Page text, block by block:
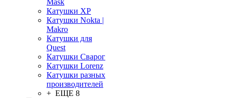
Mask
Катушки XP
Катушки Nokta |
Makro
Катушки для
Quest
Катушки Сварог
Катушки Lorenz
Катушки разных
производителей
+ ЕЩЕ 8